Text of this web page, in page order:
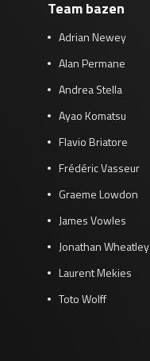
Team bazen
Adrian Newey
Alan Permane
Andrea Stella
Ayao Komatsu
Flavio Briatore
Frédéric Vasseur
Graeme Lowdon
James Vowles
Jonathan Wheatley
Laurent Mekies
Toto Wolff